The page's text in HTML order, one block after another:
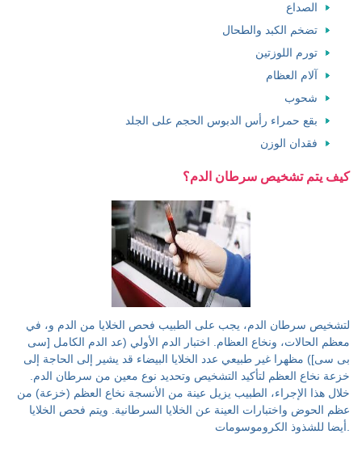
الصداع
تضخم الكبد والطحال
تورم اللوزتين
آلام العظام
شحوب
بقع حمراء رأس الدبوس الحجم على الجلد
فقدان الوزن
كيف يتم تشخيص سرطان الدم؟
لتشخيص سرطان الدم، يجب على الطبيب فحص الخلايا من الدم و، في
معظم الحالات، ونخاع العظام. اختبار الدم الأولي (عد الدم الكامل [سی
بی سی]) مظهرا غير طبيعي عدد الخلايا البيضاء قد يشير إلى الحاجة إلى
خزعة نخاع العظم لتأكيد التشخيص وتحديد نوع معين من سرطان الدم.
خلال هذا الإجراء، الطبيب يزيل عينة من الأنسجة نخاع العظم (خزعة) من
عظم الحوض واختبارات العينة عن الخلايا السرطانية. ويتم فحص الخلايا